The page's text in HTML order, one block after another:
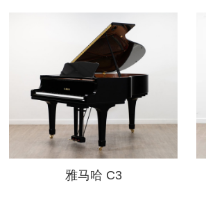
雅马哈 C3